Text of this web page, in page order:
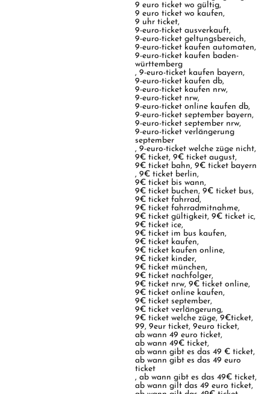
9 euro ticket wo gültig,
9 euro ticket wo kaufen,
9 uhr ticket,
9-euro-ticket ausverkauft,
9-euro-ticket geltungsbereich,
9-euro-ticket kaufen automaten,
9-euro-ticket kaufen baden-
württemberg
,9-euro-ticket kaufen bayern,
9-euro-ticket kaufen db,
9-euro-ticket kaufen nrw,
9-euro-ticket nrw,
9-euro-ticket online kaufen db,
9-euro-ticket september bayern,
9-euro-ticket september nrw,
9-euro-ticket verlängerung
september
,9-euro-ticket welche züge nicht,
9€ ticket,9€ ticket august,
9€ ticket bahn,9€ ticket bayern
,9€ ticket berlin,
9€ ticket bis wann,
9€ ticket buchen,9€ ticket bus,
9€ ticket fahrrad,
9€ ticket fahrradmitnahme,
9€ ticket gültigkeit,9€ ticket ic,
9€ ticket ice,
9€ ticket im bus kaufen,
9€ ticket kaufen,
9€ ticket kaufen online,
9€ ticket kinder,
9€ ticket münchen,
9€ ticket nachfolger,
9€ ticket nrw,9€ ticket online,
9€ ticket online kaufen,
9€ ticket september,
9€ ticket verlängerung,
9€ ticket welche züge,9€ticket,
99,9eur ticket,9euro ticket,
ab wann 49 euro ticket,
ab wann 49€ ticket,
ab wann gibt es das 49 € ticket,
ab wann gibt es das 49 euro
ticket
,ab wann gibt es das 49€ ticket,
ab wann gilt das 49 euro ticket,